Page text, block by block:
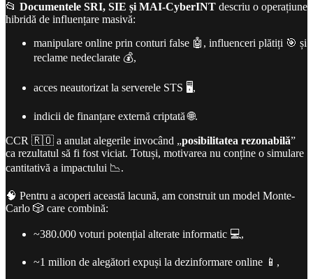
📂 Documentele SRI, SIE și MAI-CyberINT descriu o operațiune
hibridă de influențare masivă:
manipulare online prin conturi false 🤖, influenceri plătiți 🎯 și
reclame nedeclarate 💰,
acces neautorizat la serverele STS 🖥️,
indicii de finanțare externă criptată 🌐.
CCR 🇷🇴 a anulat alegerile invocând „posibilitatea rezonabilă”
ca rezultatul să fi fost viciat. Totuși, motivarea nu conține o simulare
cantitativă a impactului 📉.
🧠 Pentru a acoperi această lacună, am construit un model Monte-
Carlo 🎲 care combină:
~380.000 voturi potențial alterate informatic 💻,
~1 milion de alegători expuși la dezinformare online 📱,